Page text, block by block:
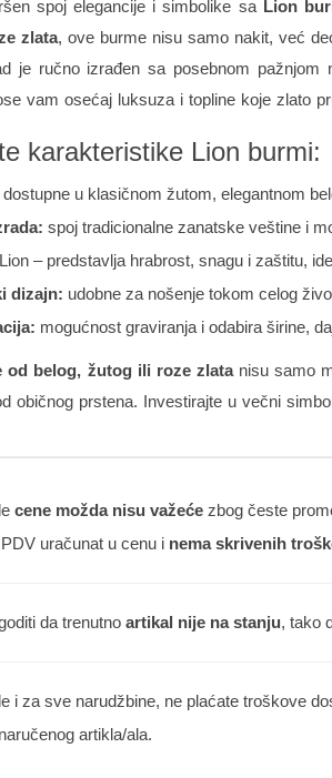
spoj elegancije i simbolike sa Lion
zlata, ove burme nisu samo nakit, već
je ručno izrađen sa posebnom
vam osećaj luksuza i topline koje zlato
karakteristike Lion burmi:
dostupne u klasičnom žutom, elegantnom
spoj tradicionalne zanatske veštine i
Lion – predstavlja hrabrost, snagu i zaštitu,
dizajn: udobne za nošenje tokom celog
mogućnost graviranja i odabira širine,
od belog, žutog ili roze zlatanisu samo
običnog prstena. Investirajte u večni
cene možda nisu važeće zbog česte
uračunat u cenu i nema skrivenih
da trenutno artikal nije na stanju, tako
i za sve narudžbine, ne plaćate troškove
artikla/ala.